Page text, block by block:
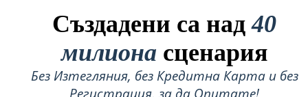
Създадени са над40
милиона сценария
Без Изтегляния, без Кредитна Карта и без
Регистрация, за да Опитате!